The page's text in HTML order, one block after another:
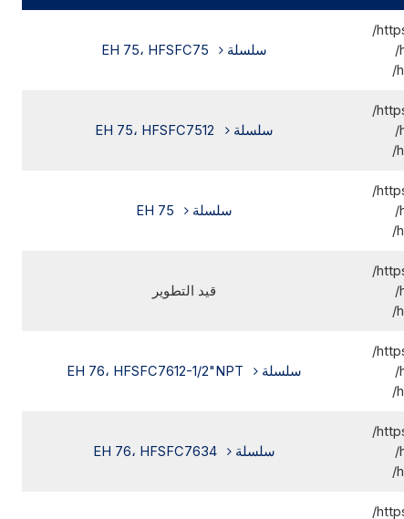
سلسلة EH 75، HFSFC75
سلسلة EH 75، HFSFC7512
سلسلة EH 75
قيد التطوير
سلسلة EH 76، HFSFC7612-1/2"NPT
سلسلة EH 76، HFSFC7634